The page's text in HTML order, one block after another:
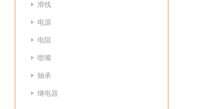
滑线
电源
电阻
喷嘴
轴承
继电器